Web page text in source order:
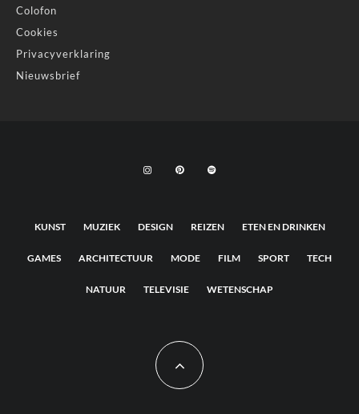
Colofon
Cookies
Privacyverklaring
Nieuwsbrief
KUNST MUZIEK DESIGN REIZEN ETEN EN DRINKEN
GAMES ARCHITECTUUR MODE FILM SPORT TECH
NATUUR TELEVISIE WETENSCHAP